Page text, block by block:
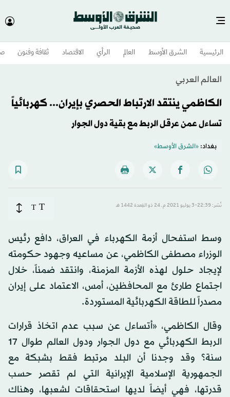
الرئيسية الشرق الأوسط​ العالم الرأي الاقتصاد ثقافة وفنون
العالم العربي
الكاظمي ينتقد الارتباط الحصري بإيران... كهربائياً
تساءل عمن عرقل الربط مع بقية دول الجوار
بغداد:«الشرق الأوسط»
نُشر: 22:39-3 يوليو 2021 م ـ 24 ذو القِعدة 1442 هـ T
T
وسط استفحال أزمة الكهرباء في العراق، دافع رئيس
الوزراء مصطفى الكاظمي، عن مساعيه وجهود حكومته
لإيجاد حلول لهذه الأزمة المزمنة، وانتقد ضمناً، خلال
اجتماع طارئ مع المحافظين، أمس، الاعتماد على إيران
مصدراً للطاقة الكهربائية المستوردة.
وقال الكاظمي، «أتساءل عن سبب عدم اتخاذ قرارات
الربط الكهربائي مع دول الجوار ودول العالم طوال 17
سنة؟ وقد وجدنا أن البلد مرتبط فقط بشبكة مع
الجمهورية الإسلامية الإيرانية التي لم تقصر حسب
قدرتها، فهي أيضاً لديها استحقاقات لشعبها، وهناك